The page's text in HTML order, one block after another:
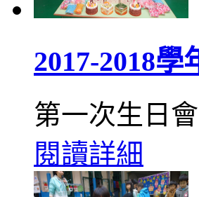
2017-2018
第一次生
閱讀詳細